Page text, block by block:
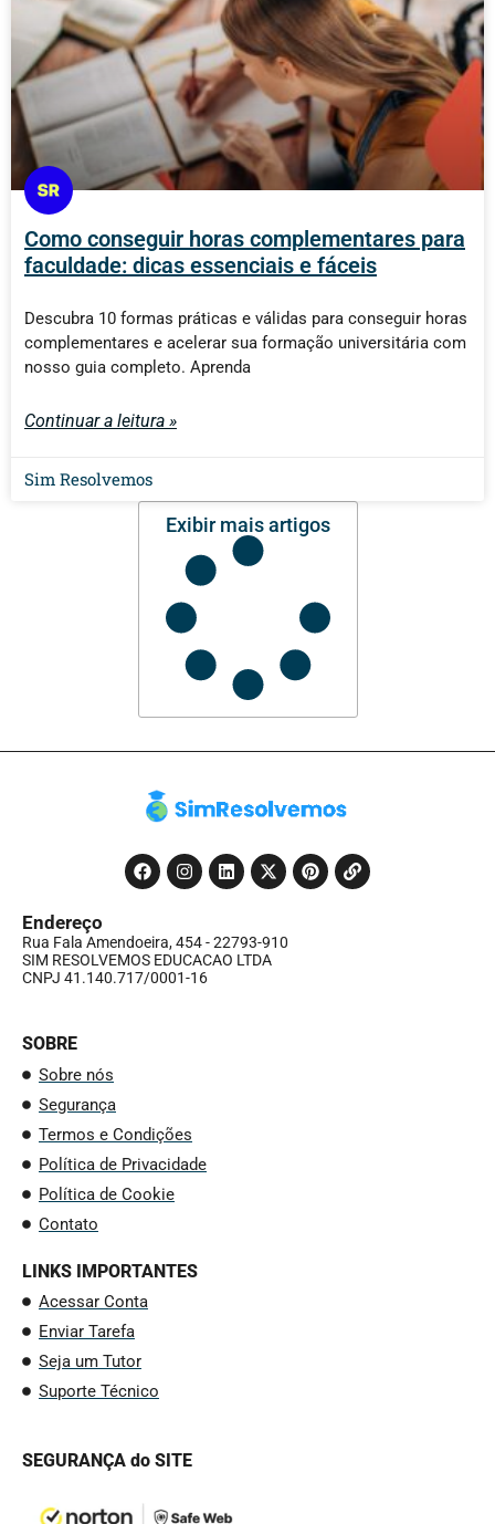
Como conseguir horas complementares para
faculdade: dicas essenciais e fáceis
Descubra 10 formas práticas e válidas para conseguir horas
complementares e acelerar sua formação universitária com
nosso guia completo. Aprenda
Continuar a leitura »
Sim Resolvemos
Exibir mais artigos
Endereço
Rua Fala Amendoeira, 454 - 22793-910
SIM RESOLVEMOS EDUCACAO LTDA
CNPJ 41.140.717/0001-16
SOBRE
Sobre nós
Segurança
Termos e Condições
Política de Privacidade
Política de Cookie
Contato
LINKS IMPORTANTES
Acessar Conta
Enviar Tarefa
Seja um Tutor
Suporte Técnico
SEGURANÇA do SITE